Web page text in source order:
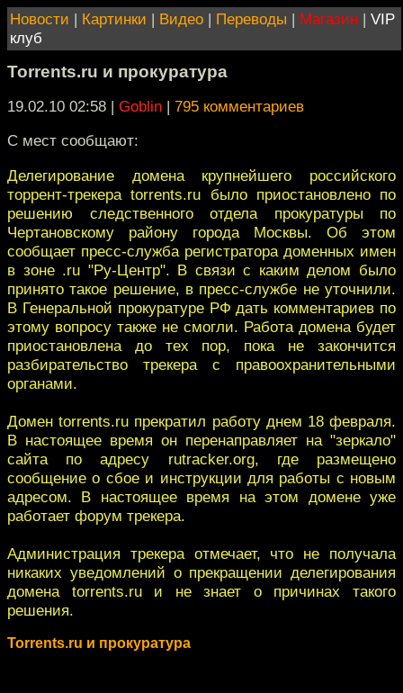
Новости | Картинки | Видео | Переводы | Магазин | VIP
клуб
Torrents.ru и прокуратура
19.02.10 02:58 | Goblin | 795 комментариев
С мест сообщают:
Делегирование домена крупнейшего российского
торрент-трекера torrents.ru было приостановлено по
решению следственного отдела прокуратуры по
Чертановскому району города Москвы. Об этом
сообщает пресс-служба регистратора доменных имен
в зоне .ru "Ру-Центр". В связи с каким делом было
принято такое решение, в пресс-службе не уточнили.
В Генеральной прокуратуре РФ дать комментариев по
этому вопросу также не смогли. Работа домена будет
приостановлена до тех пор, пока не закончится
разбирательство трекера с правоохранительными
органами.
Домен torrents.ru прекратил работу днем 18 февраля.
В настоящее время он перенаправляет на "зеркало"
сайта по адресу rutracker.org, где размещено
сообщение о сбое и инструкции для работы с новым
адресом. В настоящее время на этом домене уже
работает форум трекера.
Администрация трекера отмечает, что не получала
никаких уведомлений о прекращении делегирования
домена torrents.ru и не знает о причинах такого
решения.
Torrents.ru и прокуратура